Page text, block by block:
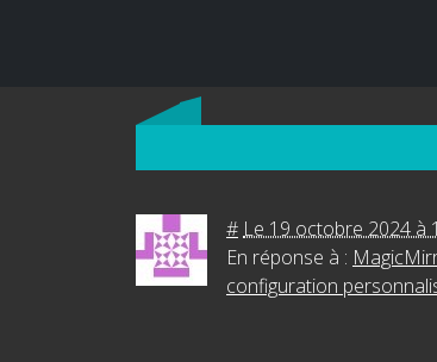
# Le 19 octobre 2024 à
En réponse à :
configuration